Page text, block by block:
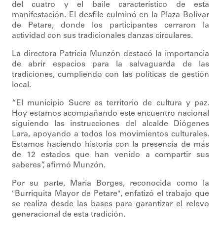
del cuatro y el baile característico de esta
manifestación. El desfile culminó en la Plaza Bolívar
de Petare, donde los participantes cerraron la
actividad con sus tradicionales danzas circulares.
La directora Patricia Munzón destacó la importancia
de abrir espacios para la salvaguarda de las
tradiciones, cumpliendo con las políticas de gestión
local.
“El municipio Sucre es territorio de cultura y paz.
Hoy estamos acompañando este encuentro nacional
siguiendo las instrucciones del alcalde Diógenes
Lara, apoyando a todos los movimientos culturales.
Estamos haciendo historia con la presencia de más
de 12 estados que han venido a compartir sus
saberes”, afirmó Munzón.
Por su parte, María Borges, reconocida como la
"Burriquita Mayor de Petare", enfatizó el trabajo que
se realiza desde las bases para garantizar el relevo
generacional de esta tradición.